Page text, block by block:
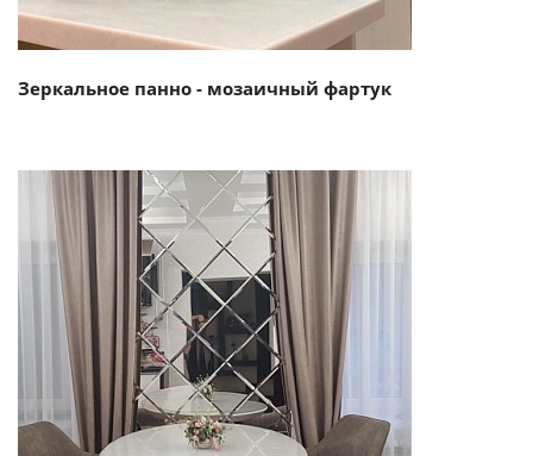
Зеркальное панно - мозаичный фартук
Смотреть проект